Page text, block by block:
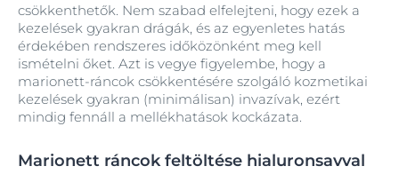
csökkenthetők. Nem szabad elfelejteni, hogy ezek a
kezelések gyakran drágák, és az egyenletes hatás
érdekében rendszeres időközönként meg kell
ismételni őket. Azt is vegye figyelembe, hogy a
marionett‑ráncok csökkentésére szolgáló kozmetikai
kezelések gyakran (minimálisan) invazívak, ezért
mindig fennáll a mellékhatások kockázata.
Marionett ráncok feltöltése hialuronsavval